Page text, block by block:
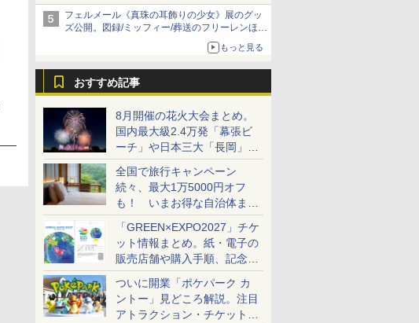
ねっと限定
フェルメール《真珠の耳飾りの少女》展のグッ
ズ公開。図録/ミッフィー/葬送のフリーレンほ
もっと見る
おすすめ記事
8月開催の花火大会まとめ。
国内最大級2.4万発「幕張ビ
ーチ」や日本三大「長岡」な
ど大型イベント目白押し！
全国で旅行キャンペーン
続々、最大1万5000円オフ
も！ いまお得な自治体まと
め
「GREEN×EXPO2027」チケ
ット情報まとめ。紙・電子の
販売店舗や購入手順、記念チ
ケットも解説
ついに開業「ポケパーク カ
ントー」見どころ解説。注目
アトラクション・チケット手